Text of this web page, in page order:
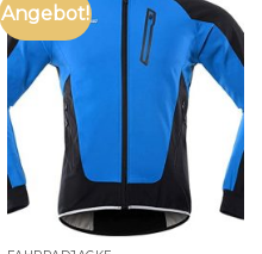
Angebot!